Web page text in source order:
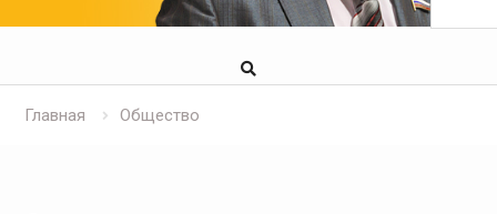
Главная Общество